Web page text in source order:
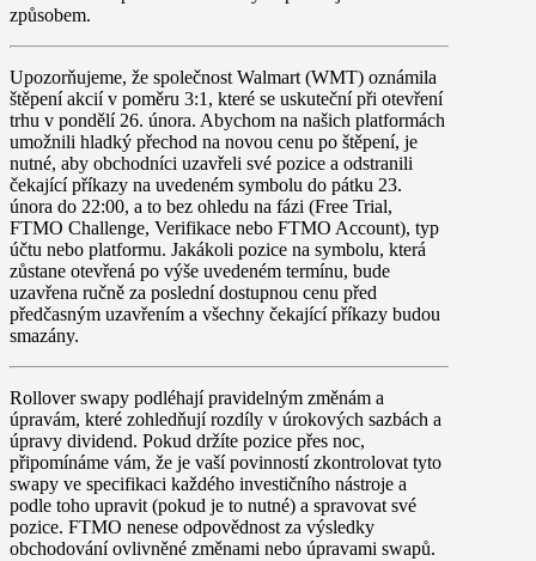
způsobem.
Upozorňujeme, že společnost Walmart (WMT) oznámila
štěpení akcií v poměru 3:1, které se uskuteční při otevření
trhu v pondělí 26. února. Abychom na našich platformách
umožnili hladký přechod na novou cenu po štěpení, je
nutné, aby obchodníci uzavřeli své pozice a odstranili
čekající příkazy na uvedeném symbolu do pátku 23.
února do 22:00, a to bez ohledu na fázi (Free Trial,
FTMO Challenge, Verifikace nebo FTMO Account), typ
účtu nebo platformu. Jakákoli pozice na symbolu, která
zůstane otevřená po výše uvedeném termínu, bude
uzavřena ručně za poslední dostupnou cenu před
předčasným uzavřením a všechny čekající příkazy budou
smazány.
Rolloverswapy podléhají pravidelným změnám a
úpravám, které zohledňují rozdíly v úrokových sazbách a
úpravy dividend. Pokud držíte pozice přes noc,
připomínáme vám, že je vaší povinností zkontrolovat tyto
swapy ve specifikaci každého investičního nástroje a
podle toho upravit (pokud je to nutné) a spravovat své
pozice. FTMO nenese odpovědnost za výsledky
obchodování ovlivněné změnami nebo úpravami swapů.